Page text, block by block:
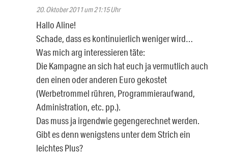
20. Oktober 2011 um 21:15 Uhr
Hallo Aline!
Schade, dass es kontinuierlich weniger wird…
Was mich arg interessieren täte:
Die Kampagne an sich hat euch ja vermutlich auch
den einen oder anderen Euro gekostet
(Werbetrommel rühren, Programmieraufwand,
Administration, etc. pp.).
Das muss ja irgendwie gegengerechnet werden.
Gibt es denn wenigstens unter dem Strich ein
leichtes Plus?